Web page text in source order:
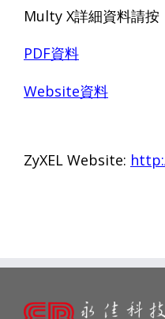
Multy X詳細資料請按
PDF資料
Website資料
ZyXEL Website: